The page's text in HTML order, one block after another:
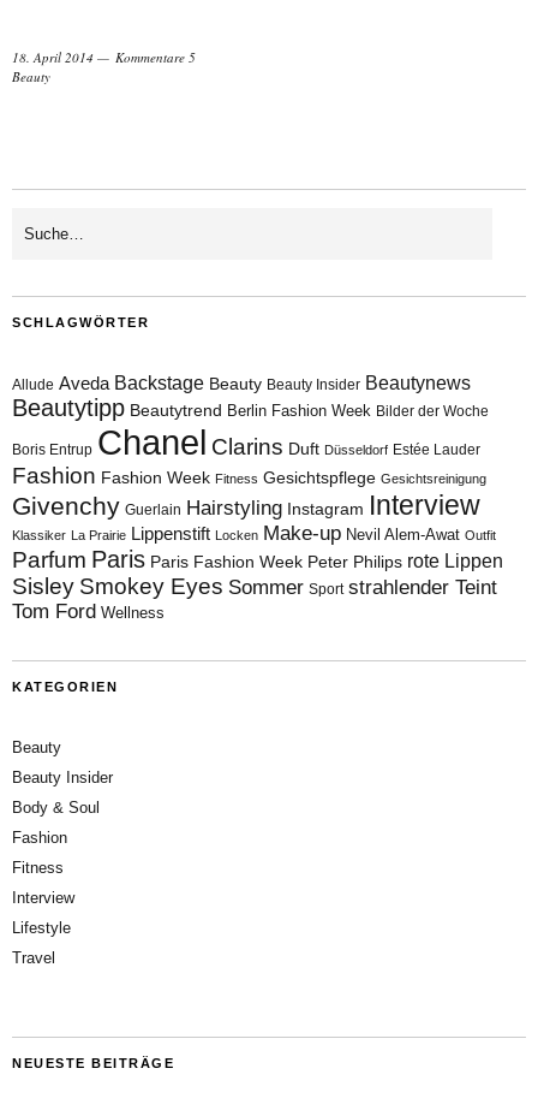
18. April 2014
Kommentare 5
Beauty
SCHLAGWÖRTER
Allude Aveda Backstage Beauty Beauty Insider Beautynews
Beautytipp Beautytrend Berlin Fashion Week Bilder der Woche
Boris Entrup Chanel Clarins Duft Düsseldorf Estée Lauder
Fashion Fashion Week Fitness Gesichtspflege Gesichtsreinigung
Givenchy Guerlain Hairstyling Instagram Interview
Klassiker La Prairie Lippenstift Locken Make-up Nevil Alem-Awat Outfit
Parfum Paris Paris Fashion Week Peter Philips rote Lippen
Sisley Smokey Eyes Sommer Sport strahlender Teint
Tom Ford Wellness
KATEGORIEN
Beauty
Beauty Insider
Body & Soul
Fashion
Fitness
Interview
Lifestyle
Travel
NEUESTE BEITRÄGE